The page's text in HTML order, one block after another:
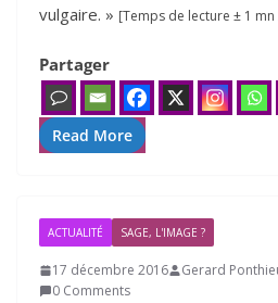
vulgaire. » [Temps de lecture ± 1
Partager
Read More
ACTUALITÉ SAGE, L'IMAGE ?
17 décembre 2016 Gerard
0 Comments